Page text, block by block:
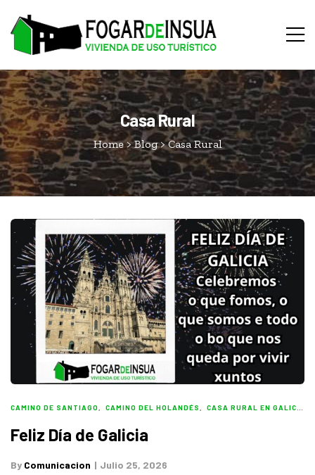
Casa Rural
Home>Blog>Casa Rural
CAMINO DE SANTIAGO CAMINO DEL HOLANDÉS CASA RURAL EN GALICIA
Feliz Día de Galicia
By Comunicacion Julio 25, 2026